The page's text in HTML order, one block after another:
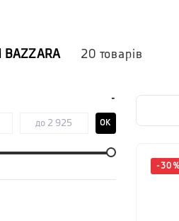
BAZZARA 20 товарів
OK
-30